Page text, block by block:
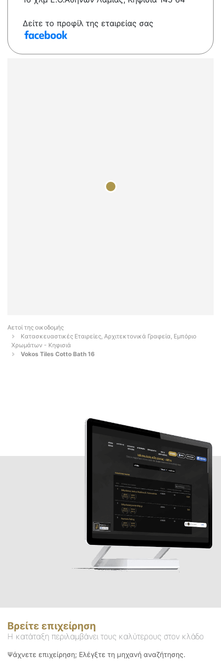
Δείτε το προφίλ της εταιρείας σας
Αετοί της οικοδομής
Κατασκευαστικές Εταιρείες, Αρχιτεκτονικά Γραφεία, Εμπόριο
Χρωμάτων - Κηφισιά
Vokos Tiles Cotto Bath 16
Βρείτε επιχείρηση
Η κατάταξη περιλαμβάνει τους καλύτερους στον κλάδο
Ψάχνετε επιχείρηση; Ελέγξτε τη μηχανή αναζήτησης.